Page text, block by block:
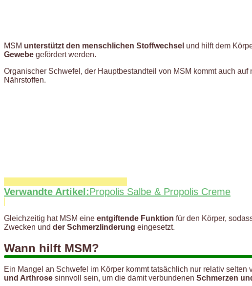
MSM unterstützt den menschlichen Stoffwechsel und hilft dem
Gewebe gefördert werden.
Organischer Schwefel, der Hauptbestandteil von MSM kommt auch
Nährstoffen.
Verwandte Artikel:Propolis Salbe & Propolis Creme
Gleichzeitig hat MSM eine entgiftende Funktion für den Körper,
Zwecken und der Schmerzlinderung eingesetzt.
Wann hilft MSM?
Ein Mangel an Schwefel im Körper kommt tatsächlich nur relativ
und Arthrose sinnvoll sein, um die damit verbundenen Schmerzen